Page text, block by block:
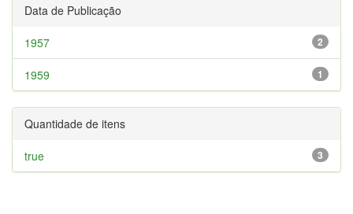
Data de Publicação
2
1957
1
1959
Quantidade de itens
3
true